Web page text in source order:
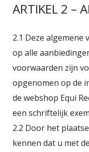
ARTIKEL 2 –
2.1 Deze
op alle
voorwaarden zijn
opgenomen op de
de webshop Equi
een schriftelijk
2.2 Door het
kennen dat u met